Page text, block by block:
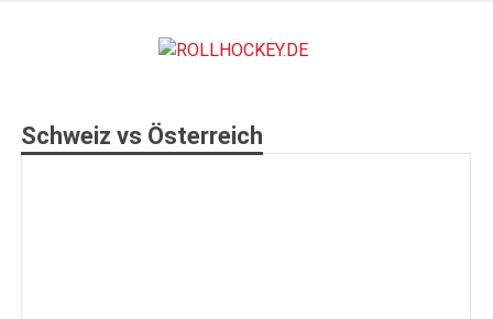
Schweiz vs Österreich